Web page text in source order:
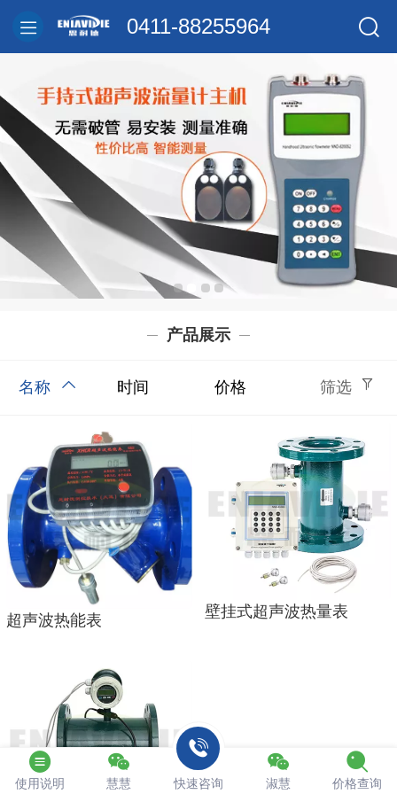
0411-88255964
产品展示
名称 时间 价格 筛选
超声波热能表
壁挂式超声波热量表
使用说明 慧慧 快速咨询 淑慧 价格查询